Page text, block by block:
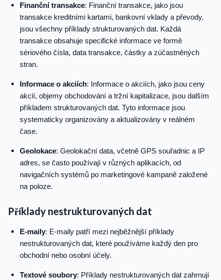
Finanční transakce: Finanční transakce, jako jsou
transakce kreditními kartami, bankovní vklady a převody,
jsou všechny příklady strukturovaných dat. Každá
transakce obsahuje specifické informace ve formě
sériového čísla, data transakce, částky a zúčastněných
stran.
Informace o akciích: Informace o akciích, jako jsou ceny
akcií, objemy obchodování a tržní kapitalizace, jsou dalším
příkladem strukturovaných dat. Tyto informace jsou
systematicky organizovány a aktualizovány v reálném
čase.
Geolokace: Geolokační data, včetně GPS souřadnic a IP
adres, se často používají v různých aplikacích, od
navigačních systémů po marketingové kampaně založené
na poloze.
Příklady nestrukturovaných dat
E-maily: E-maily patří mezi nejběžnější příklady
nestrukturovaných dat, které používáme každý den pro
obchodní nebo osobní účely.
Textové soubory: Příklady nestrukturovaných dat zahrnují